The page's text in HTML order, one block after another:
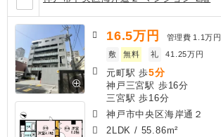
16.5万円 管理費 1.1万円
敷
無料 礼 41.25万円
元町駅 歩5分
神戸三宮駅 歩16分
三宮駅 歩16分
神戸市中央区海岸通２
2LDK / 55.86m²